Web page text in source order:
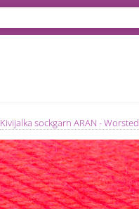
Kivijalka sockgarn ARAN - Worsted